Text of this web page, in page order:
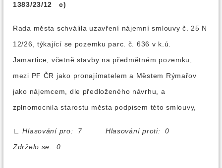
1383/23/12 c)
Rada města schválila uzavření nájemní smlouvy č. 25 N
12/26, týkající se pozemku parc. č. 636 v k.ú.
Jamartice, včetně stavby na předmětném pozemku,
mezi PF ČR jako pronajímatelem a Městem Rýmařov
jako nájemcem, dle předloženého návrhu, a
zplnomocnila starostu města podpisem této smlouvy,
∟
Hlasování pro: 7 Hlasování proti: 0
Zdrželo se: 0